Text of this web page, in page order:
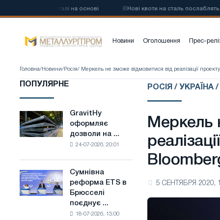
сталі на основі Нові квоти на сталь послаблять
Новини Оголошення Прес-
Головна/ Новини/ Росія/ Меркель не зможе відмовитися від реалізації
ПОПУЛЯРНЕ
GravitHy
оформляє
дозволи
з
виробництва
низьковуглецевої
GravitHy
оформляє
дозволи на ...
24-07-2026, 20:01
Сумнівна
реформа
ETS
Сумнівна
реформа ETS в
Брюсселі
поєднує ...
18-07-2026, 13:00
РОСІЯ / УКРАЇНА
Меркель
5 СЕНТЯБРЯ 2020,